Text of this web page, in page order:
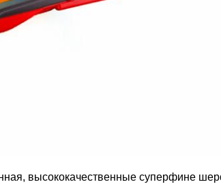
высококачественные суперфине